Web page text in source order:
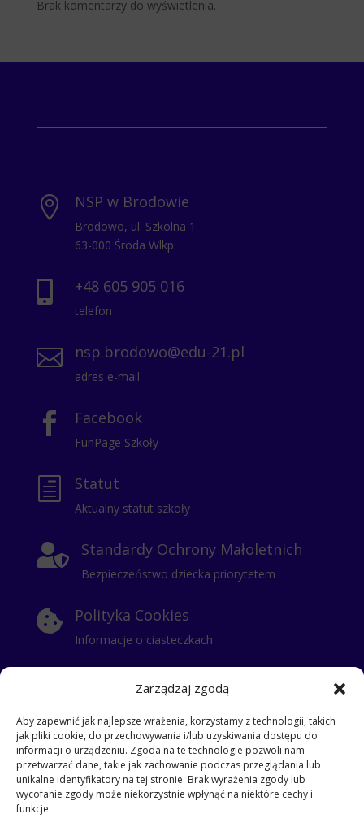
Zarządzaj zgodą
Aby zapewnić jak najlepsze wrażenia, korzystamy z technologii, takich
jak pliki cookie, do przechowywania i/lub uzyskiwania dostępu do
informacji o urządzeniu. Zgoda na te technologie pozwoli nam
przetwarzać dane, takie jak zachowanie podczas przeglądania lub
unikalne identyfikatory na tej stronie. Brak wyrażenia zgody lub
wycofanie zgody może niekorzystnie wpłynąć na niektóre cechy i
funkcje.
Brak komentarzy do wyświetlenia.
 NSP w Brodowie
Brodowo, ul. Szkolna 1
63-000 Środa Wlkp.
 +48 605 905 016
telefon
 nsp.brodowo@edu-21.pl
adres e-mail
 Facebook
FunPage Szkoły
h Statut
Aktualny statut szkoły
 Standardy Ochrony Małoletnich
Bezpieczeństwo dziecka priorytetem
 Polityka Cookies
Informacje o ciasteczkach
Polityka Prywatności
i RODO
klauzula dla stażysty
klauzula dla kontrahentów